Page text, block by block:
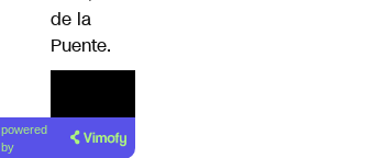
de la
Puente.
powered
by